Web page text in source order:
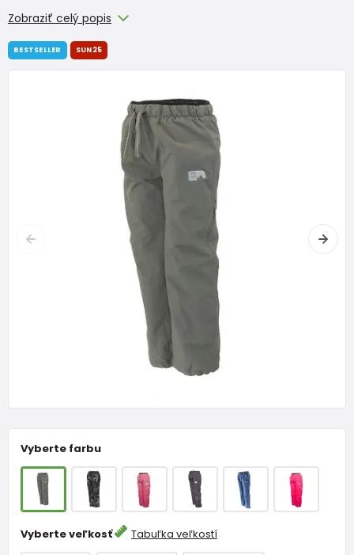
Zobraziť celý popis
Vyberte farbu
Vyberte veľkosť Tabuľka veľkostí
BESTSELLER SUN25